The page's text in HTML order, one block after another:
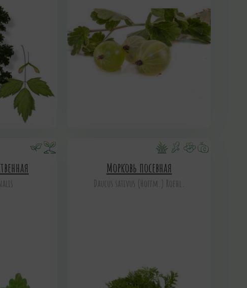
Морковь посевная
Daucus sativus (Hoffm.) Roehl.